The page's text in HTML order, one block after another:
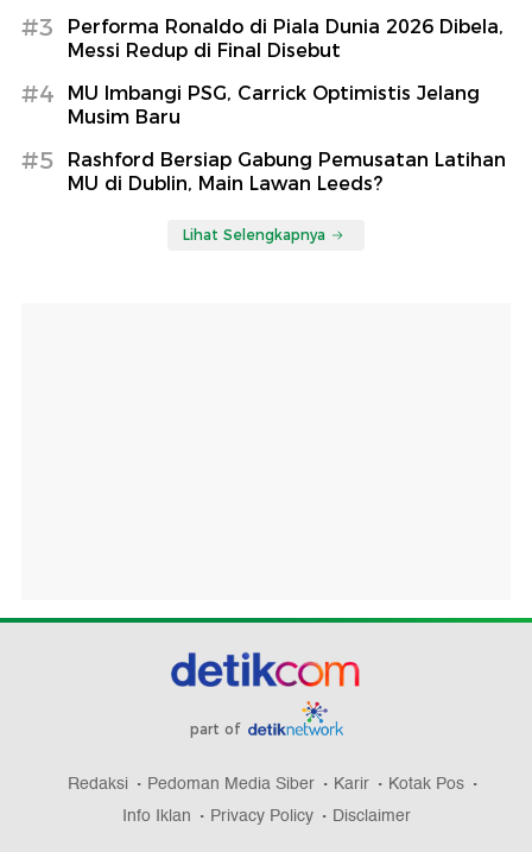
#3
Performa Ronaldo di Piala Dunia 2026 Dibela,
Messi Redup di Final Disebut
#4
MU Imbangi PSG, Carrick Optimistis Jelang
Musim Baru
#5
Rashford Bersiap Gabung Pemusatan Latihan
MU di Dublin, Main Lawan Leeds?
Lihat Selengkapnya
part of
Redaksi Pedoman Media Siber Karir
Kotak Pos
Info Iklan
Privacy Policy Disclaimer